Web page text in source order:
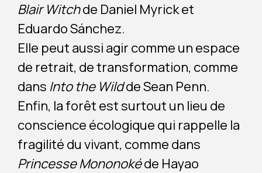
Blair Witchde Daniel Myrick et
Eduardo Sánchez.
Elle peut aussi agir comme un espace
de retrait, de transformation, comme
dans Into the Wildde Sean Penn.
Enfin, la forêt est surtout un lieu de
conscience écologique qui rappelle la
fragilité du vivant, comme dans
Princesse Mononokéde Hayao